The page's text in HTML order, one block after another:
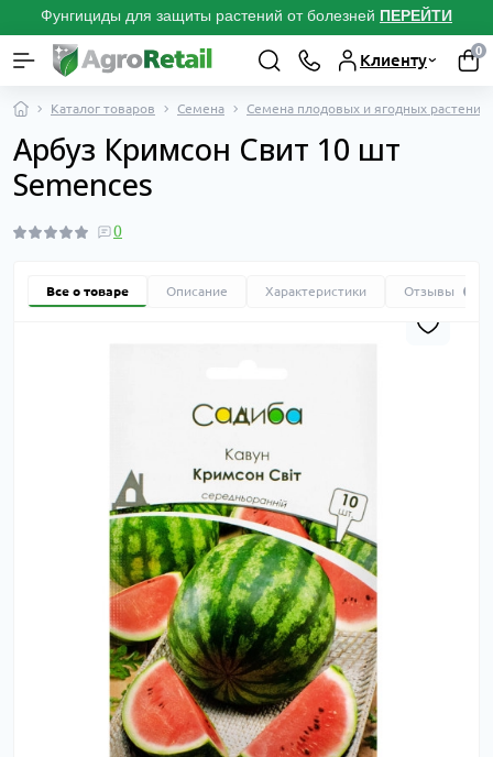
Фунгициды для защиты растений от болезней ПЕРЕЙТИ
Клиенту
0
Каталог товаров Семена Семена плодовых и ягодных растений
Арбуз Кримсон Свит 10 шт
Semences
0
Все о товаре Описание Характеристики Отзывы